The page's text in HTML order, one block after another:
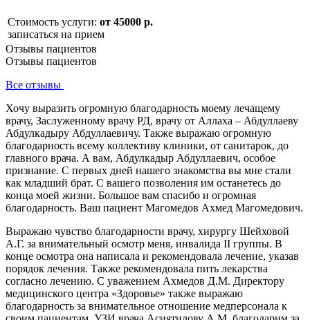
Стоимость услуги: от 45000 р.
записаться на прием
Отзывы пациентов
Отзывы пациентов
Все отзывы
Хочу выразить огромную благодарность моему лечащему
врачу, Заслуженному врачу РД, врачу от Аллаха – Абдуллаеву
Абдулкадыру Абдуллаевичу. Также выражаю огромную
благодарность всему коллективу клиники, от санитарок, до
главного врача. А вам, Абдулкадыр Абдуллаевич, особое
признание. С первых дней нашего знакомства вы мне стали
как младший брат. С вашего позволения им останетесь до
конца моей жизни. Большое вам спасибо и огромная
благодарность. Ваш пациент Магомедов Ахмед Магомедович.
Выражаю чувство благодарности врачу, хирургу Шейховой
А.Г. за внимательный осмотр меня, инвалида II группы. В
конце осмотра она написала и рекомендовала лечение, указав
порядок лечения. Также рекомендовала пить лекарства
согласно лечению. С уважением Ахмедов Д.М. Директору
медицинского центра «Здоровье» также выражаю
благодарность за внимательное отношение медперсонала к